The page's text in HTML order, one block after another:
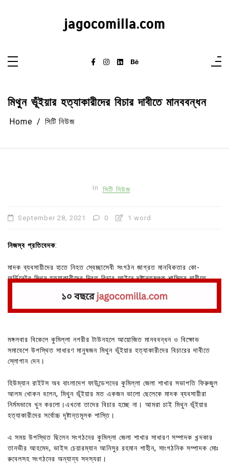
jagocomilla.com
মিথুন ভূঁইয়ার হত্যাকারীদের বিচার দাবীতে মানববন্ধন
Home সিটি নিউজ
In সিটি নিউজ
September 28, 2021 0 1 word
নিজস্ব প্রতিবেদক:
মাদক ব্যবসায়ীদের হাতে নিহত স্বেচ্ছাসেবী সংগঠন জাগ্রত মানবিকতার কো-
অর্ডিনেটর মিথুন হত্যাকারীদের দ্রিত বিচার আইনে দৃষ্টান্তমূলক শাস্তির দাবীতে
মঙ্গলবার বিকেলে কুমিল্লা নগরীর টাউনহলে আয়োজিত মানববন্ধন ও বিক্ষোভ
সমাবেশে উপস্থিত সাধারণ মানুষজন মিথুন ভূঁইয়ার হত্যাকারীদের বিচারের দাবীতে
স্লোগান দেন।
হিউম্যান রাইটস অব বাংলাদেশ ফাউন্ডেশনের কুমিল্লা জেলা শাখার সভাপতি ফিরুজুল
আলম খোকন বলেন, মিথুন ভূঁইয়ার মত একজন ভালো ছেলেকে মাদক ব্যবসায়ীরা
নির্মমভাবে খুন করলো।এখনো তাদের বিচার হচ্ছে না। আমরা চাই মিথুন ভূঁইয়ার
হত্যাকারীদের সর্বোচ্চ দৃষ্টান্তমূলক শাস্তি।
এ সময় উপস্থিত ছিলেন সংগঠনের কুমিল্লা জেলা শাখার সাধারণ সম্পাদক খন্দকার
তানভীর আহমেদ, ভাইস চেয়ারম্যান আনিসুর রহমান শাহীন, সাংগঠনিক সম্পাদক মোঃ
রুবেলসহ সংগঠনের অন্যান্য সদস্যরা।